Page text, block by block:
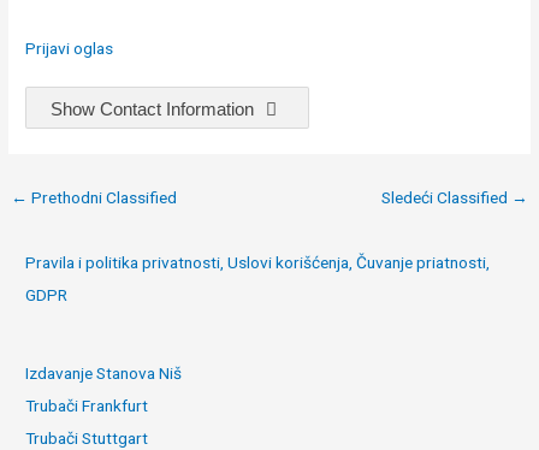
Prijavi oglas
Show Contact Information
Post
← Prethodni Classified Sledeći Classified →
Pravila i politika privatnosti, Uslovi korišćenja, Čuvanje priatnosti,
GDPR
Izdavanje Stanova Niš
Trubači Frankfurt
Trubači Stuttgart